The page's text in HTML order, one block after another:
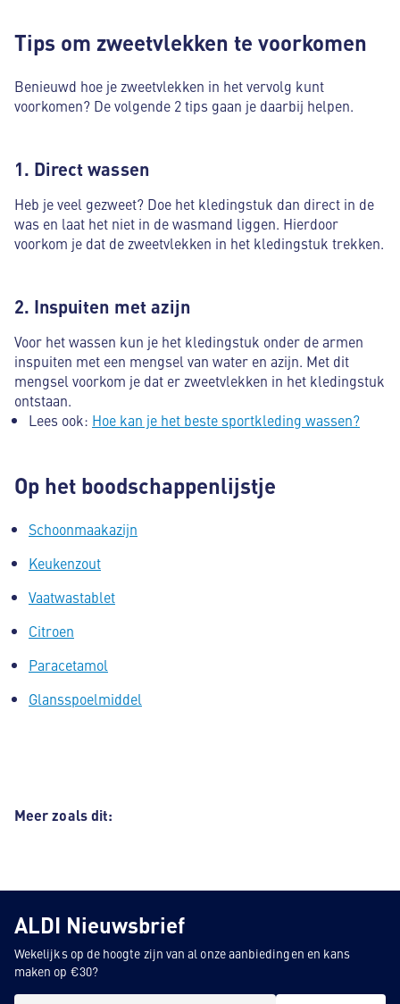
Tips om zweetvlekken te voorkomen
Benieuwd hoe je zweetvlekken in het vervolg kunt
voorkomen? De volgende 2 tips gaan je daarbij helpen.
1. Direct wassen
Heb je veel gezweet? Doe het kledingstuk dan direct in de
was en laat het niet in de wasmand liggen. Hierdoor
voorkom je dat de zweetvlekken in het kledingstuk trekken.
2. Inspuiten met azijn
Voor het wassen kun je het kledingstuk onder de armen
inspuiten met een mengsel van water en azijn. Met dit
mengsel voorkom je dat er zweetvlekken in het kledingstuk
ontstaan.
Lees ook: Hoe kan je het beste sportkleding wassen?
Op het boodschappenlijstje
Schoonmaakazijn
Keukenzout
Vaatwastablet
Citroen
Paracetamol
Glansspoelmiddel
Meer zoals dit:
ALDI Nieuwsbrief
Wekelijks op de hoogte zijn van al onze aanbiedingen en kans
maken op €30?